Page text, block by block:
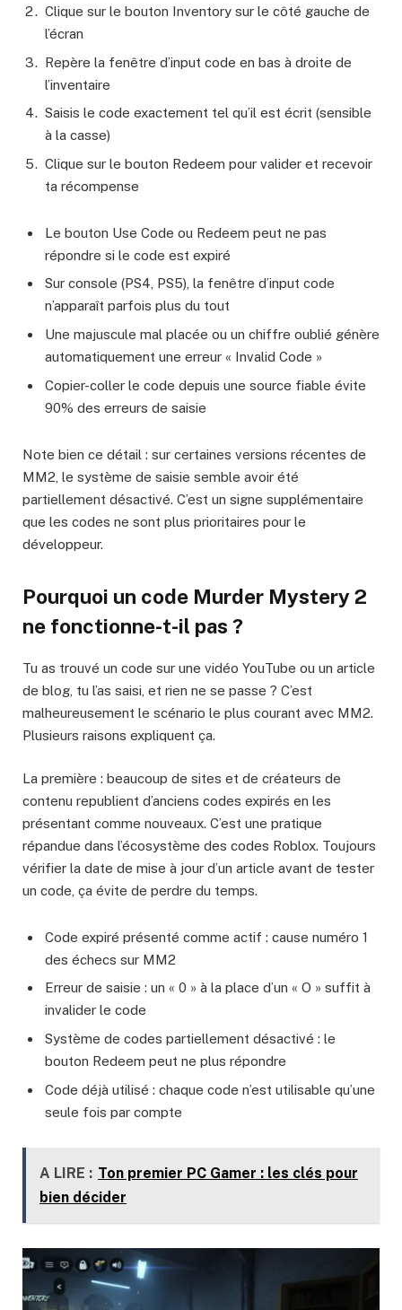
Clique sur le bouton Inventory sur le côté gauche de
l’écran
Repère la fenêtre d’input code en bas à droite de
l’inventaire
Saisis le code exactement tel qu’il est écrit (sensible
à la casse)
Clique sur le bouton Redeem pour valider et recevoir
ta récompense
Le bouton Use Code ou Redeem peut ne pas
répondre si le code est expiré
Sur console (PS4, PS5), la fenêtre d’input code
n’apparaît parfois plus du tout
Une majuscule mal placée ou un chiffre oublié génère
automatiquement une erreur « Invalid Code »
Copier-coller le code depuis une source fiable évite
90% des erreurs de saisie
Note bien ce détail : sur certaines versions récentes de
MM2, le système de saisie semble avoir été
partiellement désactivé. C’est un signe supplémentaire
que les codes ne sont plus prioritaires pour le
développeur.
Pourquoi un code Murder Mystery 2
ne fonctionne-t-il pas ?
Tu as trouvé un code sur une vidéo YouTube ou un article
de blog, tu l’as saisi, et rien ne se passe ? C’est
malheureusement le scénario le plus courant avec MM2.
Plusieurs raisons expliquent ça.
La première : beaucoup de sites et de créateurs de
contenu republient d’anciens codes expirés en les
présentant comme nouveaux. C’est une pratique
répandue dans l’écosystème des codes Roblox. Toujours
vérifier la date de mise à jour d’un article avant de tester
un code, ça évite de perdre du temps.
Code expiré présenté comme actif : cause numéro 1
des échecs sur MM2
Erreur de saisie : un « 0 » à la place d’un « O » suffit à
invalider le code
Système de codes partiellement désactivé : le
bouton Redeem peut ne plus répondre
Code déjà utilisé : chaque code n’est utilisable qu’une
seule fois par compte
A LIRE : Ton premier PC Gamer : les clés pour
bien décider